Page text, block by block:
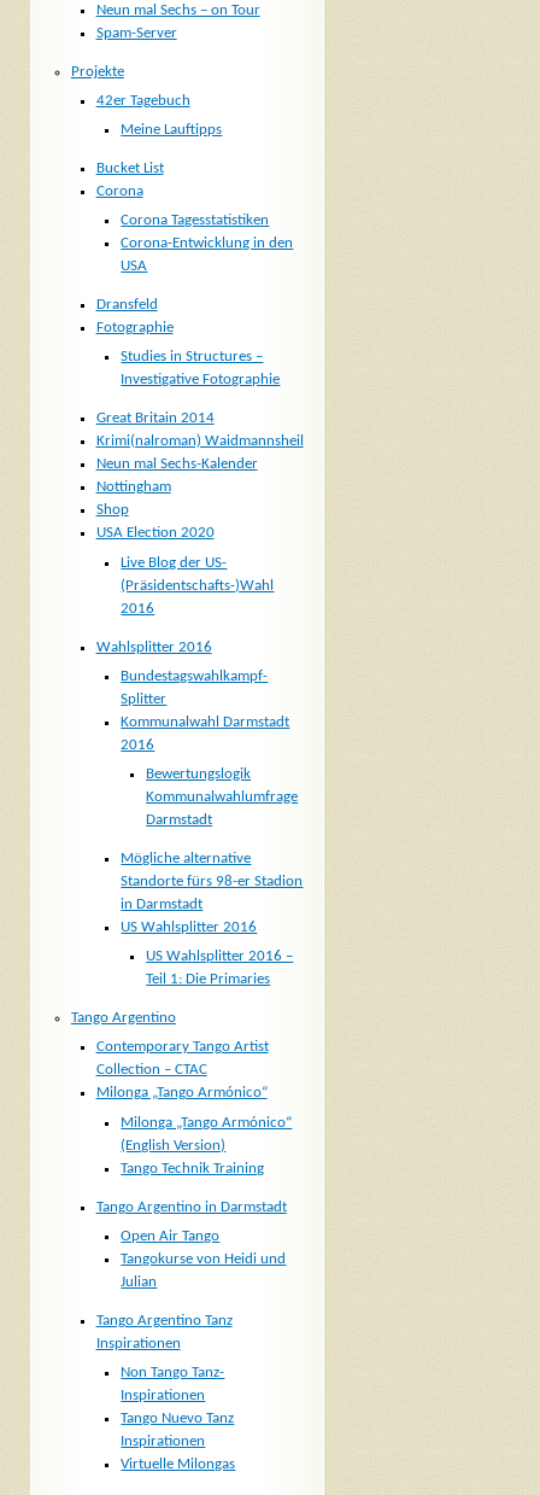
Neun mal Sechs – on Tour
Spam-Server
Projekte
42er Tagebuch
Meine Lauftipps
Bucket List
Corona
Corona Tagesstatistiken
Corona-Entwicklung in den
USA
Dransfeld
Fotographie
Studies in Structures –
Investigative Fotographie
Great Britain 2014
Krimi(nalroman) Waidmannsheil
Neun mal Sechs-Kalender
Nottingham
Shop
USA Election 2020
Live Blog der US-
(Präsidentschafts-)Wahl
2016
Wahlsplitter 2016
Bundestagswahlkampf-
Splitter
Kommunalwahl Darmstadt
2016
Bewertungslogik
Kommunalwahlumfrage
Darmstadt
Mögliche alternative
Standorte fürs 98-er Stadion
in Darmstadt
US Wahlsplitter 2016
US Wahlsplitter 2016 –
Teil 1: Die Primaries
Tango Argentino
Contemporary Tango Artist
Collection – CTAC
Milonga „Tango Armónico“
Milonga „Tango Armónico“
(English Version)
Tango Technik Training
Tango Argentino in Darmstadt
Open Air Tango
Tangokurse von Heidi und
Julian
Tango Argentino Tanz
Inspirationen
Non Tango Tanz-
Inspirationen
Tango Nuevo Tanz
Inspirationen
Virtuelle Milongas